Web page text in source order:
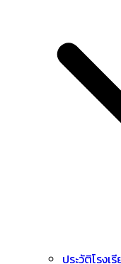
ประวัติโรงเ